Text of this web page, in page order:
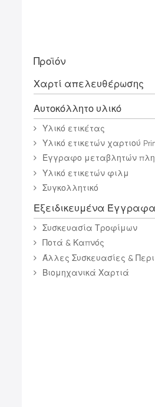
Προϊόν
Χαρτί απελευθέρωσης
Αυτοκόλλητο υλικό
Υλικό ετικέτας
Υλικό ετικετών χαρτιού
Έγγραφο μεταβλητών
Υλικό ετικετών φιλμ
Συγκολλητικό
Εξειδικευμένα Έγγραφα
Συσκευασία Τροφίμων
Ποτά & Καπνός
Άλλες Συσκευασίες &
Βιομηχανικά Χαρτιά